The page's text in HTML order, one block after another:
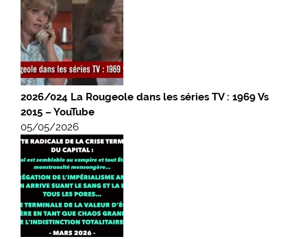
2026/024 La Rougeole dans les séries TV : 1969 Vs
2015 – YouTube
05/05/2026